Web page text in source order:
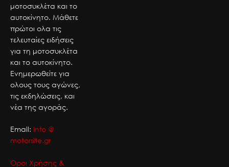
μοτοσυκλέτα και το
αυτοκίνητο. Μάθετε
πρώτοι ολα τις
τελευταίες ειδήσεις
για τη μοτοσυκλέτα
και το αυτοκίνητο.
Ενημερωθείτε για
ολους τους αγώνες,
τις εκδηλώσεις, και
νέα της αγοράς.
Email: info @
motorsite.gr
Όροι Χρήσης &